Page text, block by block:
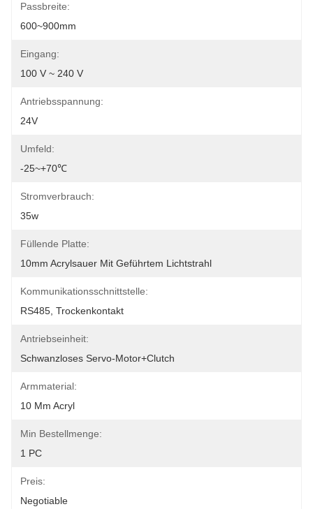
Passbreite:
600~900mm
Eingang:
100 V ~ 240 V
Antriebsspannung:
24V
Umfeld:
-25~+70℃
Stromverbrauch:
35w
Füllende Platte:
10mm Acrylsauer Mit Geführtem Lichtstrahl
Kommunikationsschnittstelle:
RS485, Trockenkontakt
Antriebseinheit:
Schwanzloses Servo-Motor+Clutch
Armmaterial:
10 Mm Acryl
Min Bestellmenge:
1 PC
Preis:
Negotiable